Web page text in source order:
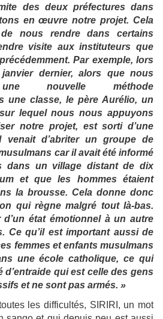
des deux préfectures dans
en œuvre notre projet. Cela
nous rendre dans certains
visite aux instituteurs que
Par exemple, lors
dernier, alors que nous
une nouvelle méthode
une classe, le père Aurélio, un
lequel nous nous appuyons
notre projet, est sorti d’une
d’abriter un groupe de
car il avait été informé
dans un village distant de dix
et que les hommes étaient
la brousse. Cela donne donc
qui règne malgré tout là-bas.
état émotionnel à un autre
Ce qu’il est important aussi de
femmes et enfants musulmans
une école catholique, ce qui
d’entraide qui est celle des gens
et ne sont pas armés. »
les difficultés, SIRIRI, un mot